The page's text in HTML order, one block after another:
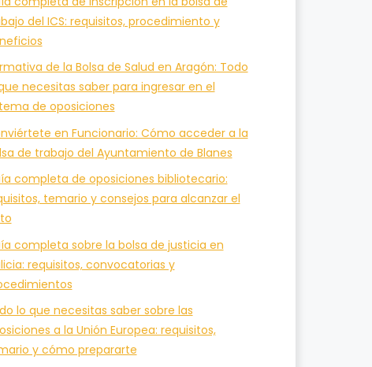
del ICS: requisitos, procedimiento y
de la Bolsa de Salud en Aragón: Todo
necesitas saber para ingresar en el
de oposiciones
en Funcionario: Cómo acceder a la
de trabajo del Ayuntamiento de Blanes
completa de oposiciones bibliotecario:
temario y consejos para alcanzar el
completa sobre la bolsa de justicia en
requisitos, convocatorias y
lo que necesitas saber sobre las
a la Unión Europea: requisitos,
y cómo prepararte